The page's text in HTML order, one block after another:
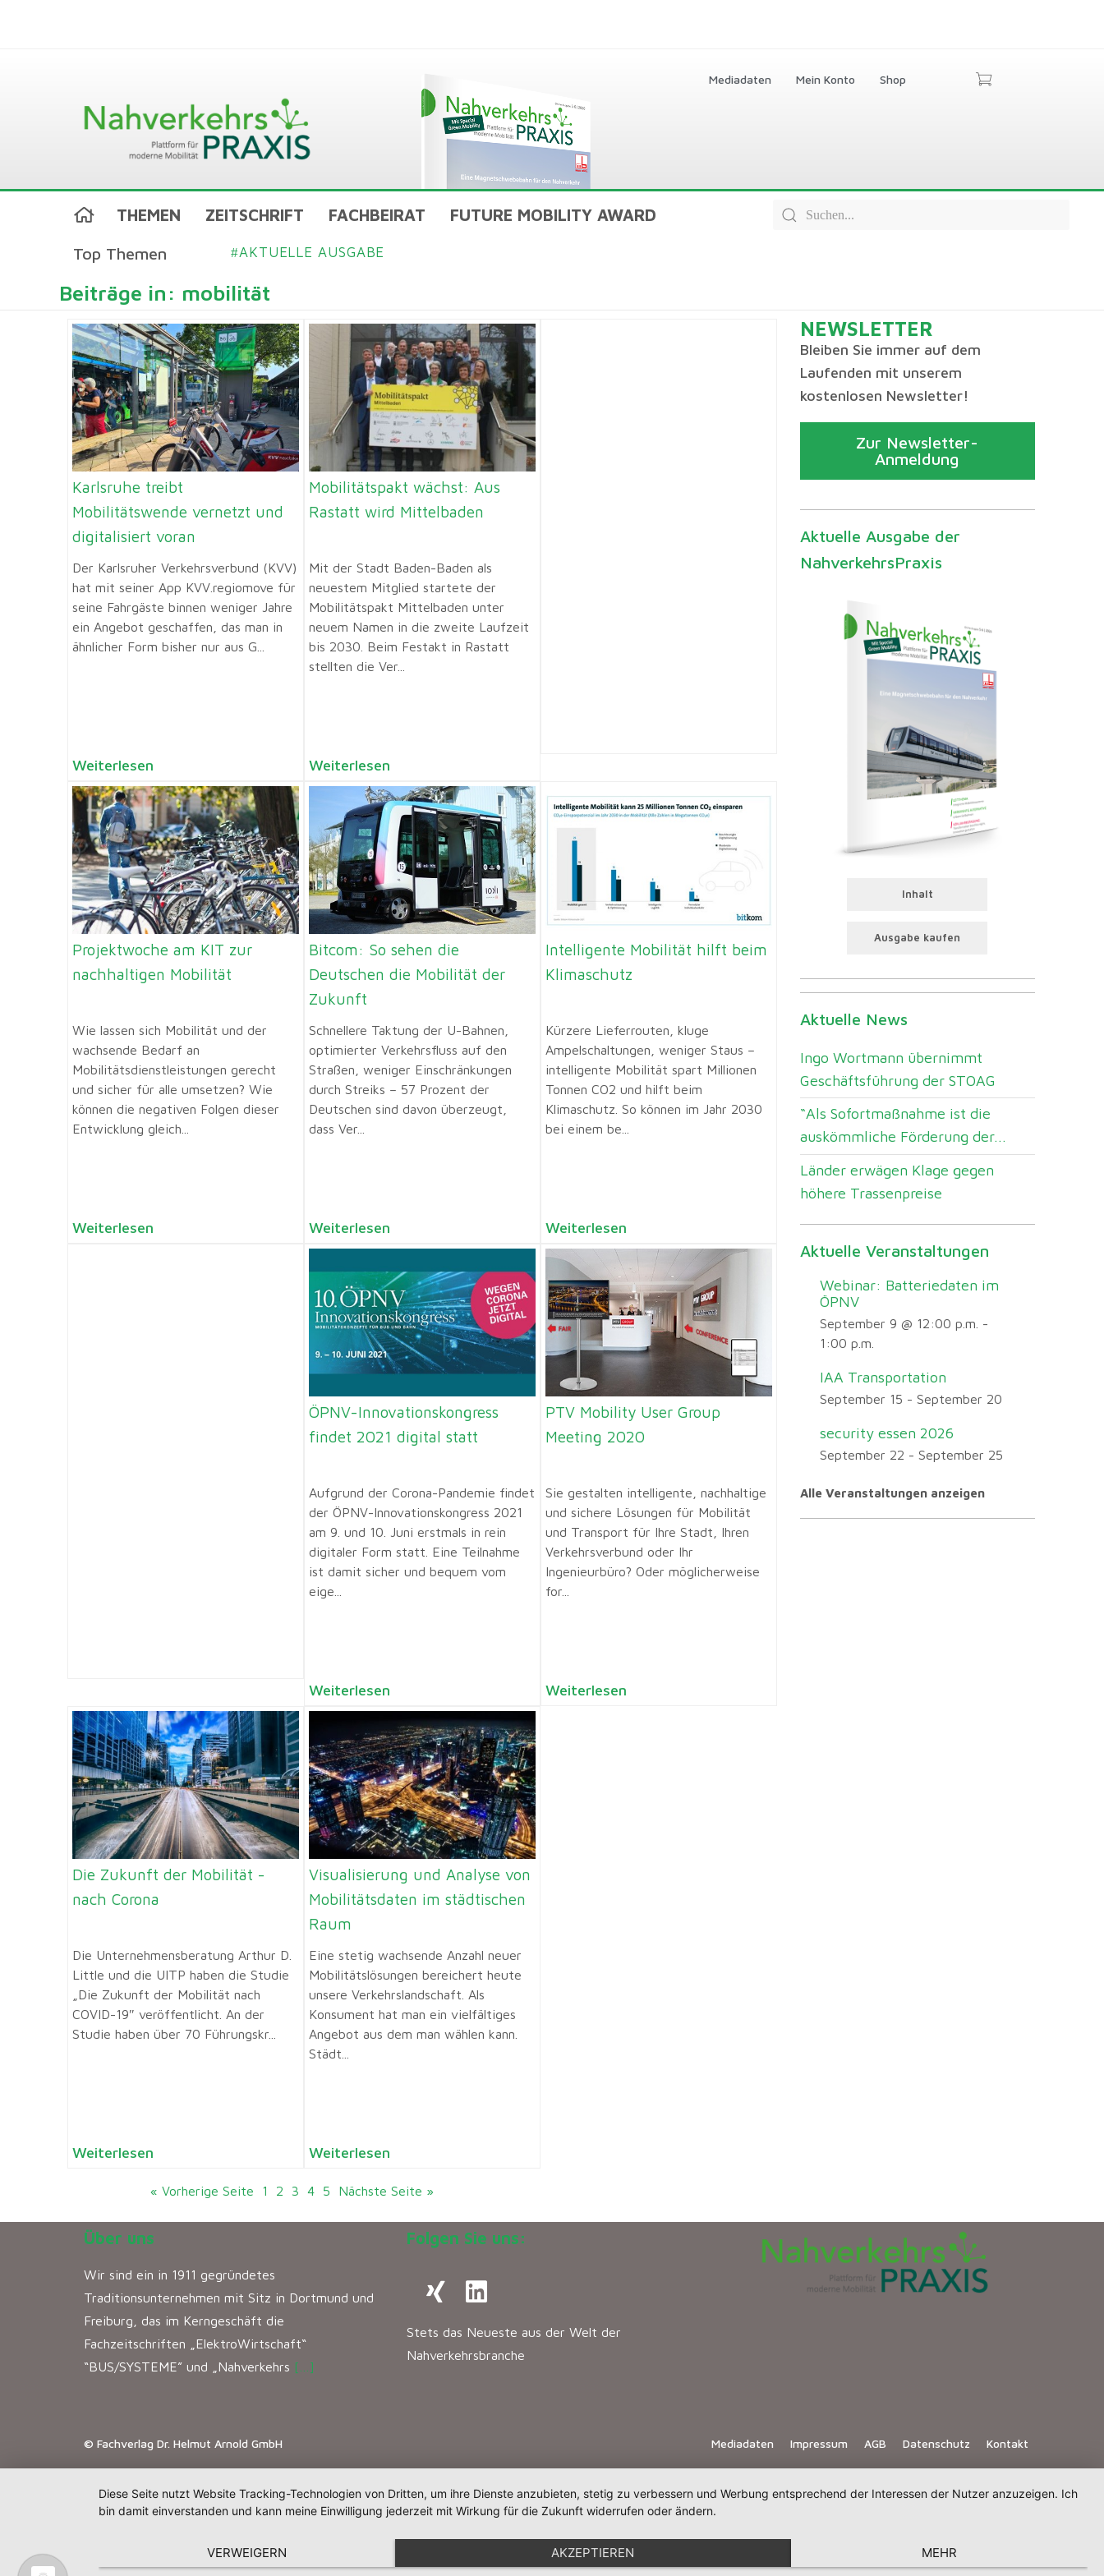
Mediadaten Mein Konto Shop
THEMEN ZEITSCHRIFT FACHBEIRAT FUTURE MOBILITY AWARD
Top Themen #AKTUELLE AUSGABE
Beiträge in: mobilität
Karlsruhe treibt
Mobilitätswende vernetzt und
digitalisiert voran
Der Karlsruher Verkehrsverbund (KVV)
hat mit seiner App KVV.regiomove für
seine Fahrgäste binnen weniger Jahre
ein Angebot geschaffen, das man in
ähnlicher Form bisher nur aus G...
Weiterlesen
Mobilitätspakt wächst: Aus
Rastatt wird Mittelbaden
Mit der Stadt Baden-Baden als
neuestem Mitglied startete der
Mobilitätspakt Mittelbaden unter
neuem Namen in die zweite Laufzeit
bis 2030. Beim Festakt in Rastatt
stellten die Ver...
Weiterlesen
Projektwoche am KIT zur
nachhaltigen Mobilität
Wie lassen sich Mobilität und der
wachsende Bedarf an
Mobilitätsdienstleistungen gerecht
und sicher für alle umsetzen? Wie
können die negativen Folgen dieser
Entwicklung gleich...
Weiterlesen
Bitcom: So sehen die
Deutschen die Mobilität der
Zukunft
Schnellere Taktung der U-Bahnen,
optimierter Verkehrsfluss auf den
Straßen, weniger Einschränkungen
durch Streiks – 57 Prozent der
Deutschen sind davon überzeugt,
dass Ver...
Weiterlesen
Intelligente Mobilität hilft beim
Klimaschutz
Kürzere Lieferrouten, kluge
Ampelschaltungen, weniger Staus –
intelligente Mobilität spart Millionen
Tonnen CO2 und hilft beim
Klimaschutz. So können im Jahr 2030
bei einem be...
Weiterlesen
ÖPNV-Innovationskongress
findet 2021 digital statt
Aufgrund der Corona-Pandemie findet
der ÖPNV-Innovationskongress 2021
am 9. und 10. Juni erstmals in rein
digitaler Form statt. Eine Teilnahme
ist damit sicher und bequem vom
eige...
Weiterlesen
PTV Mobility User Group
Meeting 2020
Sie gestalten intelligente, nachhaltige
und sichere Lösungen für Mobilität
und Transport für Ihre Stadt, Ihren
Verkehrsverbund oder Ihr
Ingenieurbüro? Oder möglicherweise
for...
Weiterlesen
Die Zukunft der Mobilität -
nach Corona
Die Unternehmensberatung Arthur D.
Little und die UITP haben die Studie
„Die Zukunft der Mobilität nach
COVID-19″ veröffentlicht. An der
Studie haben über 70 Führungskr...
Weiterlesen
Visualisierung und Analyse von
Mobilitätsdaten im städtischen
Raum
Eine stetig wachsende Anzahl neuer
Mobilitätslösungen bereichert heute
unsere Verkehrslandschaft. Als
Konsument hat man ein vielfältiges
Angebot aus dem man wählen kann.
Städt...
Weiterlesen
« Vorherige Seite 1 2 3 4 5 Nächste Seite »
NEWSLETTER
Bleiben Sie immer auf dem
Laufenden mit unserem
kostenlosen Newsletter!
Zur Newsletter-
Anmeldung
Aktuelle Ausgabe der
NahverkehrsPraxis
Inhalt
Ausgabe kaufen
Aktuelle News
Ingo Wortmann übernimmt
Geschäftsführung der STOAG
“Als Sofortmaßnahme ist die
auskömmliche Förderung der...
Länder erwägen Klage gegen
höhere Trassenpreise
Aktuelle Veranstaltungen
Webinar: Batteriedaten im
ÖPNV
September 9 @ 12:00 p.m. -
1:00 p.m.
IAA Transportation
September 15 -September 20
security essen 2026
September 22 -September 25
Alle Veranstaltungen anzeigen
Über uns
Wir sind ein in 1911 gegründetes
Traditionsunternehmen mit Sitz in Dortmund und
Freiburg, das im Kerngeschäft die
Fachzeitschriften „ElektroWirtschaft“
“BUS/SYSTEME” und „Nahverkehrs […]
Folgen Sie uns:
Stets das Neueste aus der Welt der
Nahverkehrsbranche
© Fachverlag Dr. Helmut Arnold GmbH Mediadaten Impressum AGB Datenschutz Kontakt
Diese Seite nutzt Website Tracking-Technologien von Dritten, um ihre Dienste anzubieten, stetig zu verbessern und Werbung entsprechend der Interessen der Nutzer anzuzeigen. Ich
bin damit einverstanden und kann meine Einwilligung jederzeit mit Wirkung für die Zukunft widerrufen oder ändern.
VERWEIGERN AKZEPTIEREN MEHR